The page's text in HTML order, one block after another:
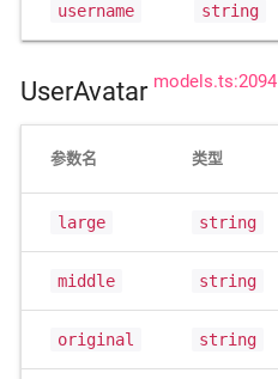
username string
UserAvatar models.ts:2094
参数名 类型
large string
middle string
original string